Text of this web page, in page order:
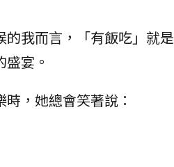
我而言，「有飯吃」就是
宴。
，她總會笑著說：